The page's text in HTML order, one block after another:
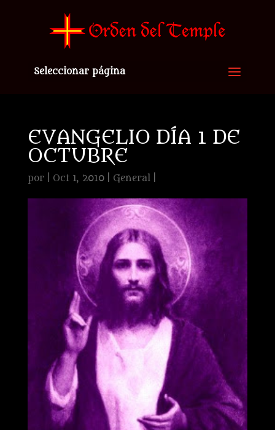
Seleccionar página
EVANGELIO DÍA 1 DE
OCTUBRE
por Oct 1, 2010| General|